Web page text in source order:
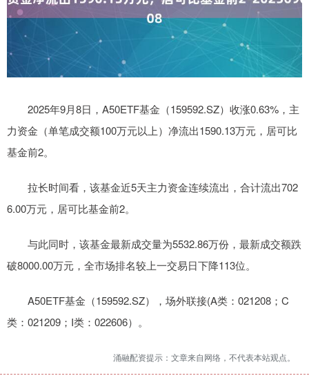
2025年9月8日，A50ETF基金（159592.SZ）收涨0.63%，主
力资金（单笔成交额100万元以上）净流出1590.13万元，居可比
基金前2。
拉长时间看，该基金近5天主力资金连续流出，合计流出702
6.00万元，居可比基金前2。
与此同时，该基金最新成交量为5532.86万份，最新成交额跌
破8000.00万元，全市场排名较上一交易日下降113位。
A50ETF基金（159592.SZ），场外联接(A类：021208；C
类：021209；I类：022606）。
涌融配资提示：文章来自网络，不代表本站观点。